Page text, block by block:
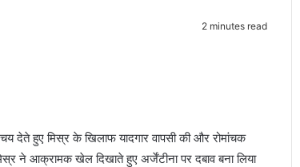
2 minutes read
देते हुए मिस्र के खिलाफ यादगार वापसी की और रोमांचक
ने आक्रामक खेल दिखाते हुए अर्जेंटीना पर दबाव बना लिया